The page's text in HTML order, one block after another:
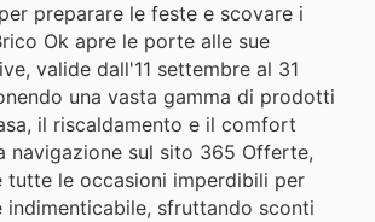
preparare le feste e scovare i
Ok apre le porte alle sue
valide dall'11 settembre al 31
una vasta gamma di prodotti
il riscaldamento e il comfort
navigazione sul sito 365 Offerte,
tutte le occasioni imperdibili per
indimenticabile, sfruttando sconti